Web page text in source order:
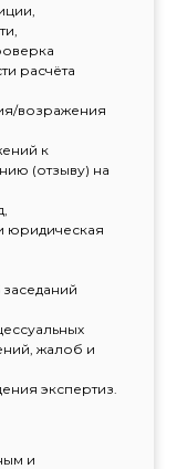
расчёта
возражения
к
(отзыву) на
юридическая
заседаний
жалоб и
экспертиз.
и